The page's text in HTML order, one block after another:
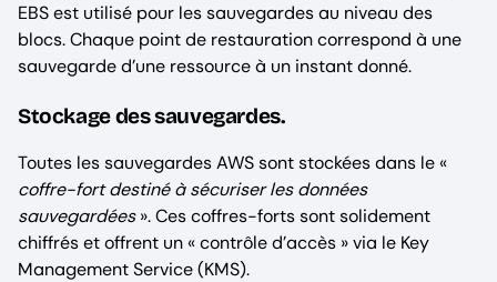
EBS est utilisé pour les sauvegardes au niveau des
blocs. Chaque point de restauration correspond à une
sauvegarde d’une ressource à un instant donné.
Stockage des sauvegardes.
Toutes les sauvegardes AWS sont stockées dans le «
coffre-fort destiné à sécuriser les données
sauvegardées». Ces coffres-forts sont solidement
chiffrés et offrent un « contrôle d’accès » via le Key
Management Service (KMS).